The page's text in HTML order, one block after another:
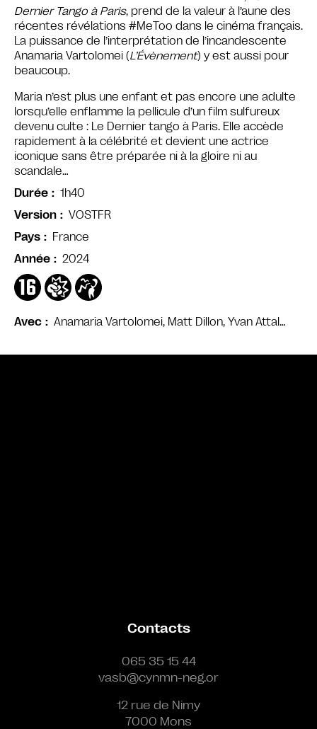
Avec Anamaria Vartolomei, Matt Dillon, Yvan Attal…
Dernier Tango à Paris, prend de la valeur à l’aune des
récentes révélations #MeToo dans le cinéma français.
La puissance de l’interprétation de l’incandescente
Anamaria Vartolomei (L’Évènement) y est aussi pour
beaucoup.
Maria n’est plus une enfant et pas encore une adulte
lorsqu’elle enflamme la pellicule d’un film sulfureux
devenu culte : Le Dernier tango à Paris. Elle accède
rapidement à la célébrité et devient une actrice
iconique sans être préparée ni à la gloire ni au
scandale…
Durée
1h40
Version
VOSTFR
Pays
France
Année
2024
Contacts
065 35 15 44
vasb@cynmn-neg.or
12 rue de Nimy
7000 Mons